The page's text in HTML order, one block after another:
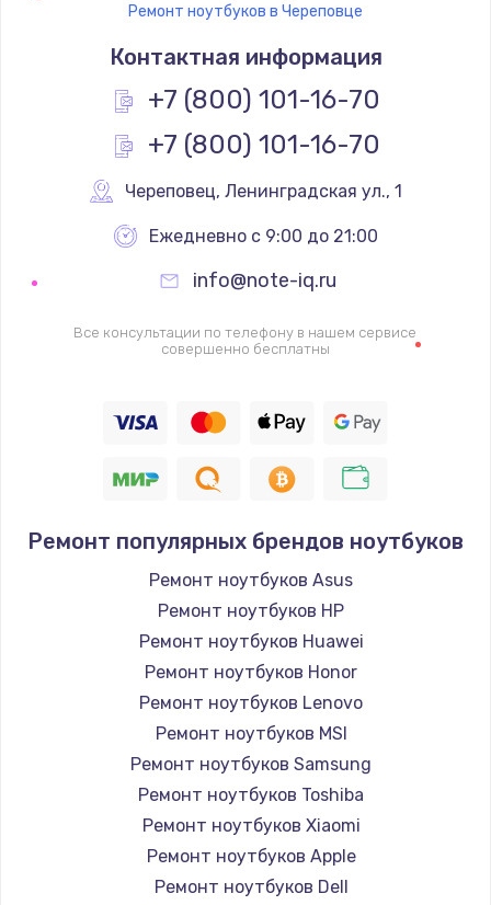
Ремонт ноутбуков в Череповце
Контактная информация
+7 (800) 101-16-70
+7 (800) 101-16-70
Череповец, Ленинградская ул., 1
Ежедневно с 9:00 до 21:00
info@note-iq.ru
Все консультации по телефону в нашем сервисе
совершенно бесплатны
Ремонт популярных брендов ноутбуков
Ремонт ноутбуков Asus
Ремонт ноутбуков HP
Ремонт ноутбуков Huawei
Ремонт ноутбуков Honor
Ремонт ноутбуков Lenovo
Ремонт ноутбуков MSI
Ремонт ноутбуков Samsung
Ремонт ноутбуков Toshiba
Ремонт ноутбуков Xiaomi
Ремонт ноутбуков Apple
Ремонт ноутбуков Dell